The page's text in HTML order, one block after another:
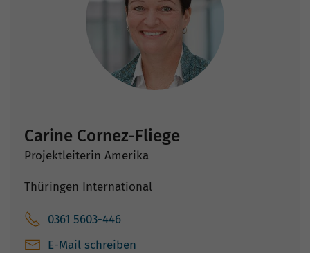
Carine Cornez-Fliege
Projektleiterin Amerika
Thüringen International
0361 5603-446
E-Mail schreiben